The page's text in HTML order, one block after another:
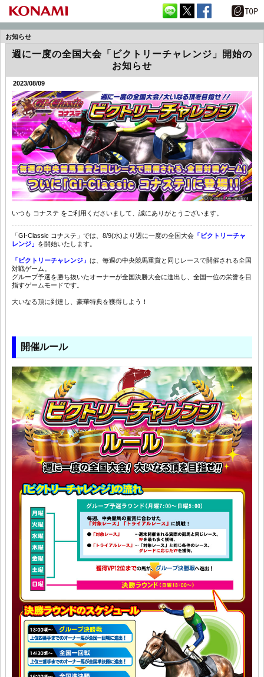
お知らせ
週に一度の全国大会「ビクトリーチャレンジ」開始の
お知らせ
2023/08/09
いつも コナステ をご利用くださいまして、誠にありがとうございます。
「GI-Classic コナステ」では、8/9(水)より週に一度の全国大会 「ビクトリーチャ
レンジ」 を開始いたします。
「ビクトリーチャレンジ」は、毎週の中央競馬重賞と同じレースで開催される全国
対戦ゲーム。
グループ予選を勝ち抜いたオーナーが全国決勝大会に進出し、全国一位の栄誉を目
指すゲームモードです。
大いなる頂に到達し、豪華特典を獲得しよう！
開催ルール